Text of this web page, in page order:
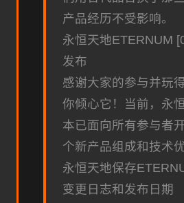
产品经历不受影响。
永恒天地ETERNUM
发布
感谢大家的参与并玩
你倾心它！当前，永
本已面向所有参与者
个新产品组成和技术优
永恒天地保存
变更日志和发布日期